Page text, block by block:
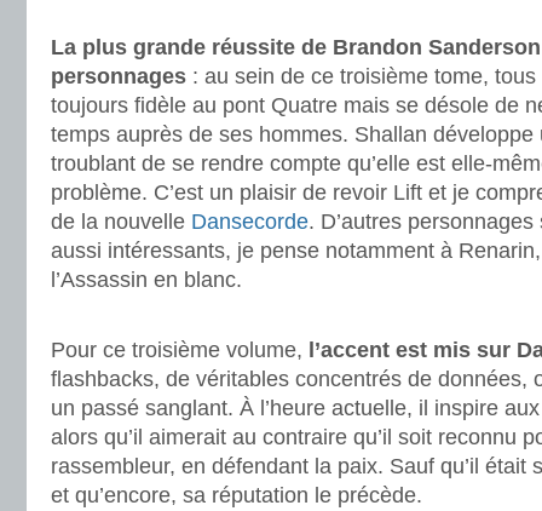
La plus grande réussite de Brandon
personnages : au sein de ce troisième tome,
toujours fidèle au pont Quatre mais se désole de
temps auprès de ses hommes. Shallan
troublant de se rendre compte qu’elle est elle-
problème. C’est un plaisir de revoir Lift et je
de la nouvelle Dansecorde. D’autres
aussi intéressants, je pense notamment à
l’Assassin en blanc.
Pour ce troisième volume, l’accent est mis sur
flashbacks, de véritables concentrés de données,
un passé sanglant. À l’heure actuelle, il inspire
alors qu’il aimerait au contraire qu’il soit reconnu
rassembleur, en défendant la paix. Sauf qu’il était
et qu’encore, sa réputation le précède.